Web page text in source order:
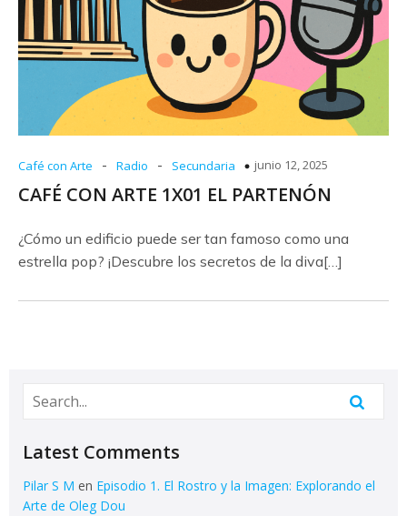
Café con Arte - Radio - Secundaria junio 12, 2025
CAFÉ CON ARTE 1X01 EL PARTENÓN
¿Cómo un edificio puede ser tan famoso como una
estrella pop? ¡Descubre los secretos de la diva[…]
Latest Comments
Pilar S M en Episodio 1. El Rostro y la Imagen: Explorando el
Arte de Oleg Dou